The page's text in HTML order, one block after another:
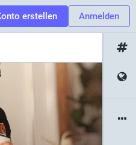
erstellen Anmelden